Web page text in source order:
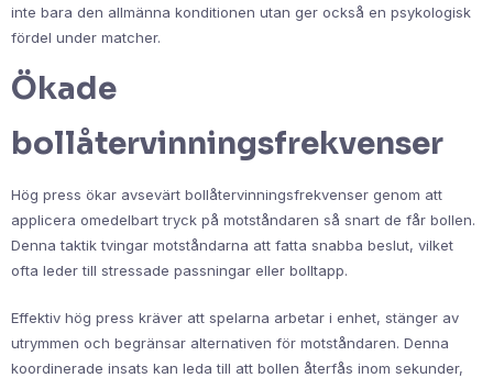
inte bara den allmänna konditionen utan ger också en psykologisk
fördel under matcher.
Ökade
bollåtervinningsfrekvenser
Hög press ökar avsevärt bollåtervinningsfrekvenser genom att
applicera omedelbart tryck på motståndaren så snart de får bollen.
Denna taktik tvingar motståndarna att fatta snabba beslut, vilket
ofta leder till stressade passningar eller bolltapp.
Effektiv hög press kräver att spelarna arbetar i enhet, stänger av
utrymmen och begränsar alternativen för motståndaren. Denna
koordinerade insats kan leda till att bollen återfås inom sekunder,